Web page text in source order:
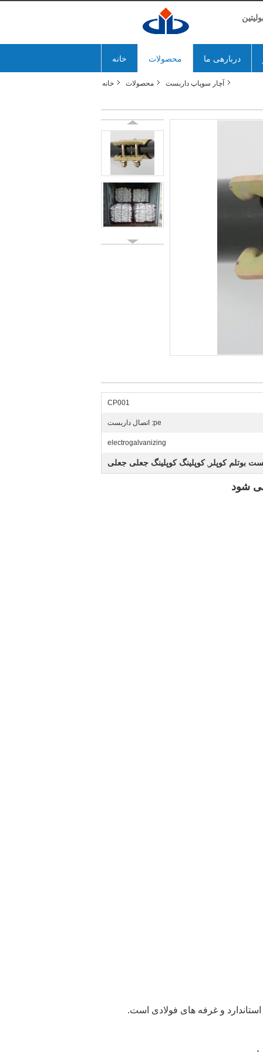
خانه محصولات دربارهی ما
خانه محصولات آچار سوپاپ داربست
CP001
pe: اتصال داربست
electrogalvanizing
بوتلم کوپلر , کوپلینگ کوپلینگ جعلی جعلی
شود